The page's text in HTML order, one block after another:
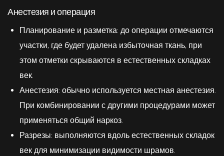
Анестезия и операция
Планирование и разметка: до операции отмечаются
участки, где будет удалена избыточная ткань, при
этом отметки скрываются в естественных складках
век.
Анестезия: обычно используется местная анестезия.
При комбинировании с другими процедурами может
применяться общий наркоз.
Разрезы: выполняются вдоль естественных складок
век для минимизации видимости шрамов.